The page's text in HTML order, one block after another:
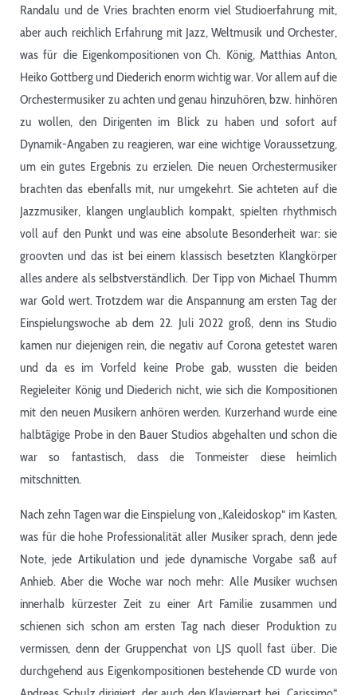
Randalu und de Vries brachten enorm viel Studioerfahrung mit,
aber auch reichlich Erfahrung mit Jazz, Weltmusik und Orchester,
was für die Eigenkompositionen von Ch. König, Matthias Anton,
Heiko Gottberg und Diederich enorm wichtig war. Vor allem auf die
Orchestermusiker zu achten und genau hinzuhören, bzw. hinhören
zu wollen, den Dirigenten im Blick zu haben und sofort auf
Dynamik-Angaben zu reagieren, war eine wichtige Voraussetzung,
um ein gutes Ergebnis zu erzielen. Die neuen Orchestermusiker
brachten das ebenfalls mit, nur umgekehrt. Sie achteten auf die
Jazzmusiker, klangen unglaublich kompakt, spielten rhythmisch
voll auf den Punkt und was eine absolute Besonderheit war: sie
groovten und das ist bei einem klassisch besetzten Klangkörper
alles andere als selbstverständlich. Der Tipp von Michael Thumm
war Gold wert. Trotzdem war die Anspannung am ersten Tag der
Einspielungswoche ab dem 22. Juli 2022 groß, denn ins Studio
kamen nur diejenigen rein, die negativ auf Corona getestet waren
und da es im Vorfeld keine Probe gab, wussten die beiden
Regieleiter König und Diederich nicht, wie sich die Kompositionen
mit den neuen Musikern anhören werden. Kurzerhand wurde eine
halbtägige Probe in den Bauer Studios abgehalten und schon die
war so fantastisch, dass die Tonmeister diese heimlich
mitschnitten.
Nach zehn Tagen war die Einspielung von „Kaleidoskop“ im Kasten,
was für die hohe Professionalität aller Musiker sprach, denn jede
Note, jede Artikulation und jede dynamische Vorgabe saß auf
Anhieb. Aber die Woche war noch mehr: Alle Musiker wuchsen
innerhalb kürzester Zeit zu einer Art Familie zusammen und
schienen sich schon am ersten Tag nach dieser Produktion zu
vermissen, denn der Gruppenchat von LJS quoll fast über. Die
durchgehend aus Eigenkompositionen bestehende CD wurde von